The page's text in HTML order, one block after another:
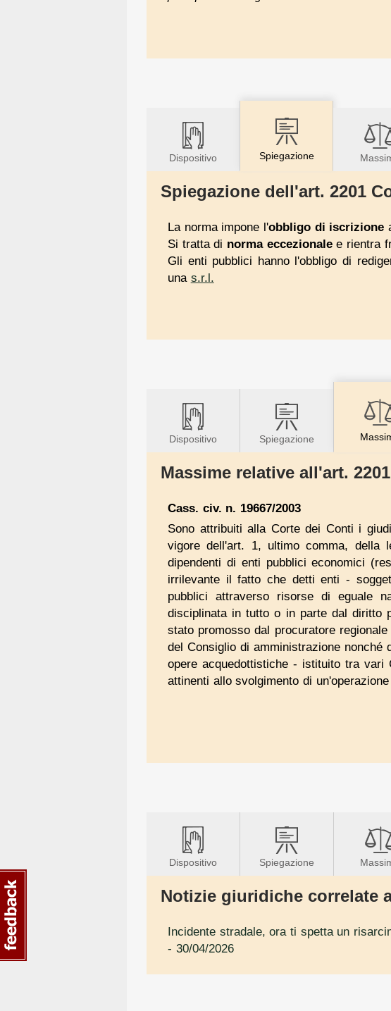
Dispositivo Spiegazione
Spiegazione dell'art. 2201
La norma impone l'obbligo di iscrizione
Si tratta di norma eccezionalee rientra
Gli enti pubblici hanno l'obbligo di
una s.r.l.
Dispositivo Spiegazione
Massime relative all'art.
Cass. civ. n. 19667/2003
Sono attribuiti alla Corte dei Conti i
vigore dell'art. 1, ultimo comma, della
dipendenti di enti pubblici economici
irrilevante il fatto che detti enti -
pubblici attraverso risorse di eguale
disciplinata in tutto o in parte dal diritto
stato promosso dal procuratore
del Consiglio di amministrazione nonché
opere acquedottistiche - istituito tra
attinenti allo svolgimento di
Dispositivo Spiegazione
Notizie giuridiche correlate
Incidente stradale, ora ti spetta un
- 30/04/2026